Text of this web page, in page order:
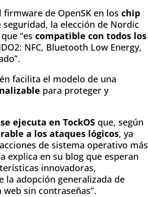
de OpenSK en los chip
seguridad, la elección de Nordic
“es compatible con todos los
NFC, Bluetooth Low Energy,
facilita el modelo de una
para proteger y
se ejecuta en TockOS que, según
a los ataques lógicos, ya
de sistema operativo más
explica en su blog que esperan
innovadoras,
la adopción generalizada de
sin contraseñas”.